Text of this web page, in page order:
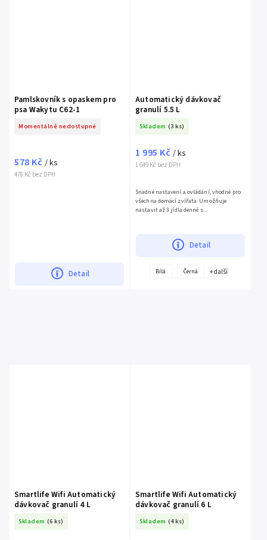
Pamlskovník s opaskem pro
psa Wakytu C62-1
Momentálně nedostupné
478 Kč bez DPH
578 Kč / ks
Detail
Automatický dávkovač
granulí 5.5 L
Skladem (3 ks)
1 649 Kč bez DPH
1 995 Kč / ks
Detail
Snadné nastavení a ovládání, vhodné pro
všechna domácí zvířata. Umožňuje
nastavit až 3 jídla denně s...
Bílá Černá + další
Smartlife Wifi Automatický
dávkovač granulí 4 L
Skladem (6 ks)
Smartlife Wifi Automatický
dávkovač granulí 6 L
Skladem (4 ks)